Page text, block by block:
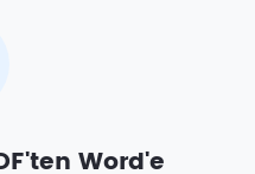
Word'e